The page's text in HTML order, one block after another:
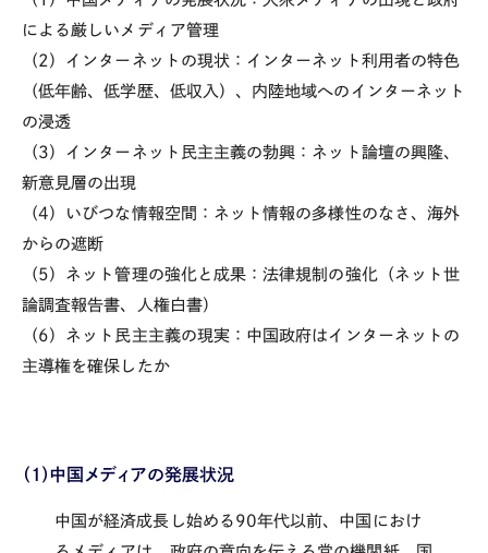
による厳しいメディア管理
（2）インターネットの現状：インターネット利用者の特色
（低年齢、低学歴、低収入）、内陸地域へのインターネット
の浸透
（3）インターネット民主主義の勃興：ネット論壇の興隆、
新意見層の出現
（4）いびつな情報空間：ネット情報の多様性のなさ、海外
からの遮断
（5）ネット管理の強化と成果：法律規制の強化（ネット世
論調査報告書、人権白書）
（6）ネット民主主義の現実：中国政府はインターネットの
主導権を確保したか
（1）中国メディアの発展状況
中国が経済成長し始める90年代以前、中国におけ